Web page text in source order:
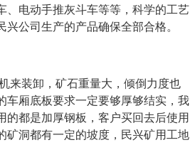
、电动手推灰斗车等等，科学的工艺
公司生产的产品确保全部合格。
来装卸，矿石重量大，倾倒力度也
车厢底板要求一定要够厚够结实，我
的都是加厚钢板，客户买回去后使用
矿洞都有一定的坡度，民兴矿用工地